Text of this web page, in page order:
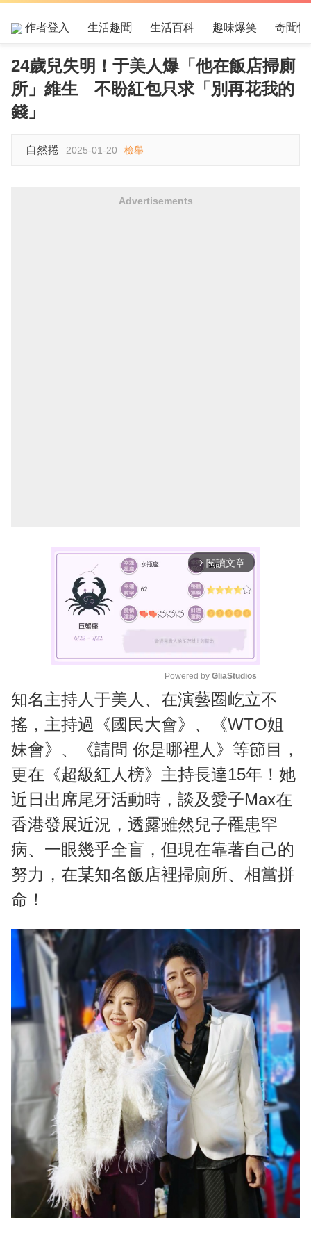
作者登入 生活趣聞 生活百科 趣味爆笑 奇聞怪
24歲兒失明！于美人爆「他在飯店掃廁
所」維生 不盼紅包只求「別再花我的
錢」
自然捲 2025-01-20 檢舉
Advertisements
arrow_forward_ios 閱讀文章
M
Powered by GliaStudios
知名主持人于美人、在演藝圈屹立不
搖，主持過《國民大會》、《WTO姐
妹會》、《請問 你是哪裡人》等節目，
更在《超級紅人榜》主持長達15年！她
近日出席尾牙活動時，談及愛子Max在
香港發展近況，透露雖然兒子罹患罕
病、一眼幾乎全盲，但現在靠著自己的
努力，在某知名飯店裡掃廁所、相當拼
命！